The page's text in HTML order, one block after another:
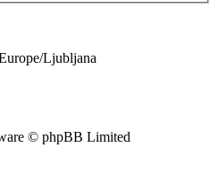
Ljubljana
© phpBB Limited